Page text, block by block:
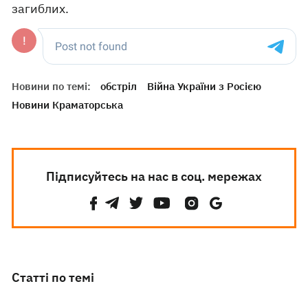
загиблих.
Новини по темі: обстріл
Війна України з Росією
Новини Краматорська
Підписуйтесь на нас в соц. мережах
Статті по темі